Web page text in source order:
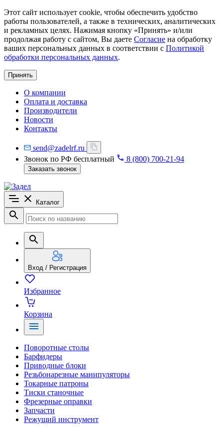
Этот сайт использует cookie, чтобы обеспечить удобство
работы пользователей, а также в технических, аналитических
и рекламных целях. Нажимая кнопку «Принять» и/или
продолжая работу с сайтом, Вы даете Согласие на обработку
ваших персональных данных в соответствии с Политикой
обработки персональных данных.
Принять
О компании
Оплата и доставка
Производители
Новости
Контакты
send@zadelrf.ru
Звонок по РФ бесплатный
8 (800) 700-21-94
Заказать звонок
Каталог
Вход / Регистрация
Избранное
Корзина
Поворотные столы
Барфидеры
Приводные блоки
Резьбонарезные манипуляторы
Токарные патроны
Тиски станочные
Фрезерные оправки
Запчасти
Режущий инструмент